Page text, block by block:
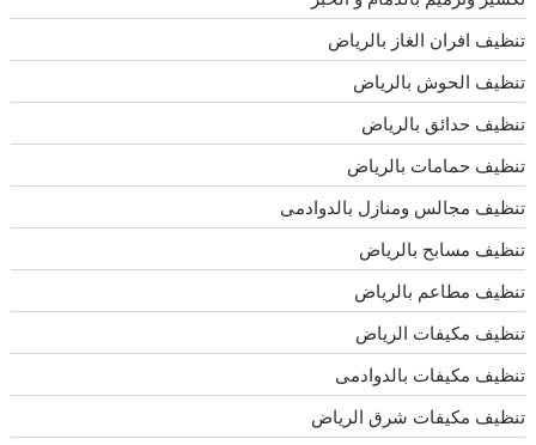
تنظيف افران الغاز بالرياض
تنظيف الحوش بالرياض
تنظيف حدائق بالرياض
تنظيف حمامات بالرياض
تنظيف مجالس ومنازل بالدوادمى
تنظيف مسابح بالرياض
تنظيف مطاعم بالرياض
تنظيف مكيفات الرياض
تنظيف مكيفات بالدوادمى
تنظيف مكيفات شرق الرياض